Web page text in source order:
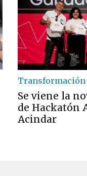
Transformación
Se viene la
de Hackatón
Acindar